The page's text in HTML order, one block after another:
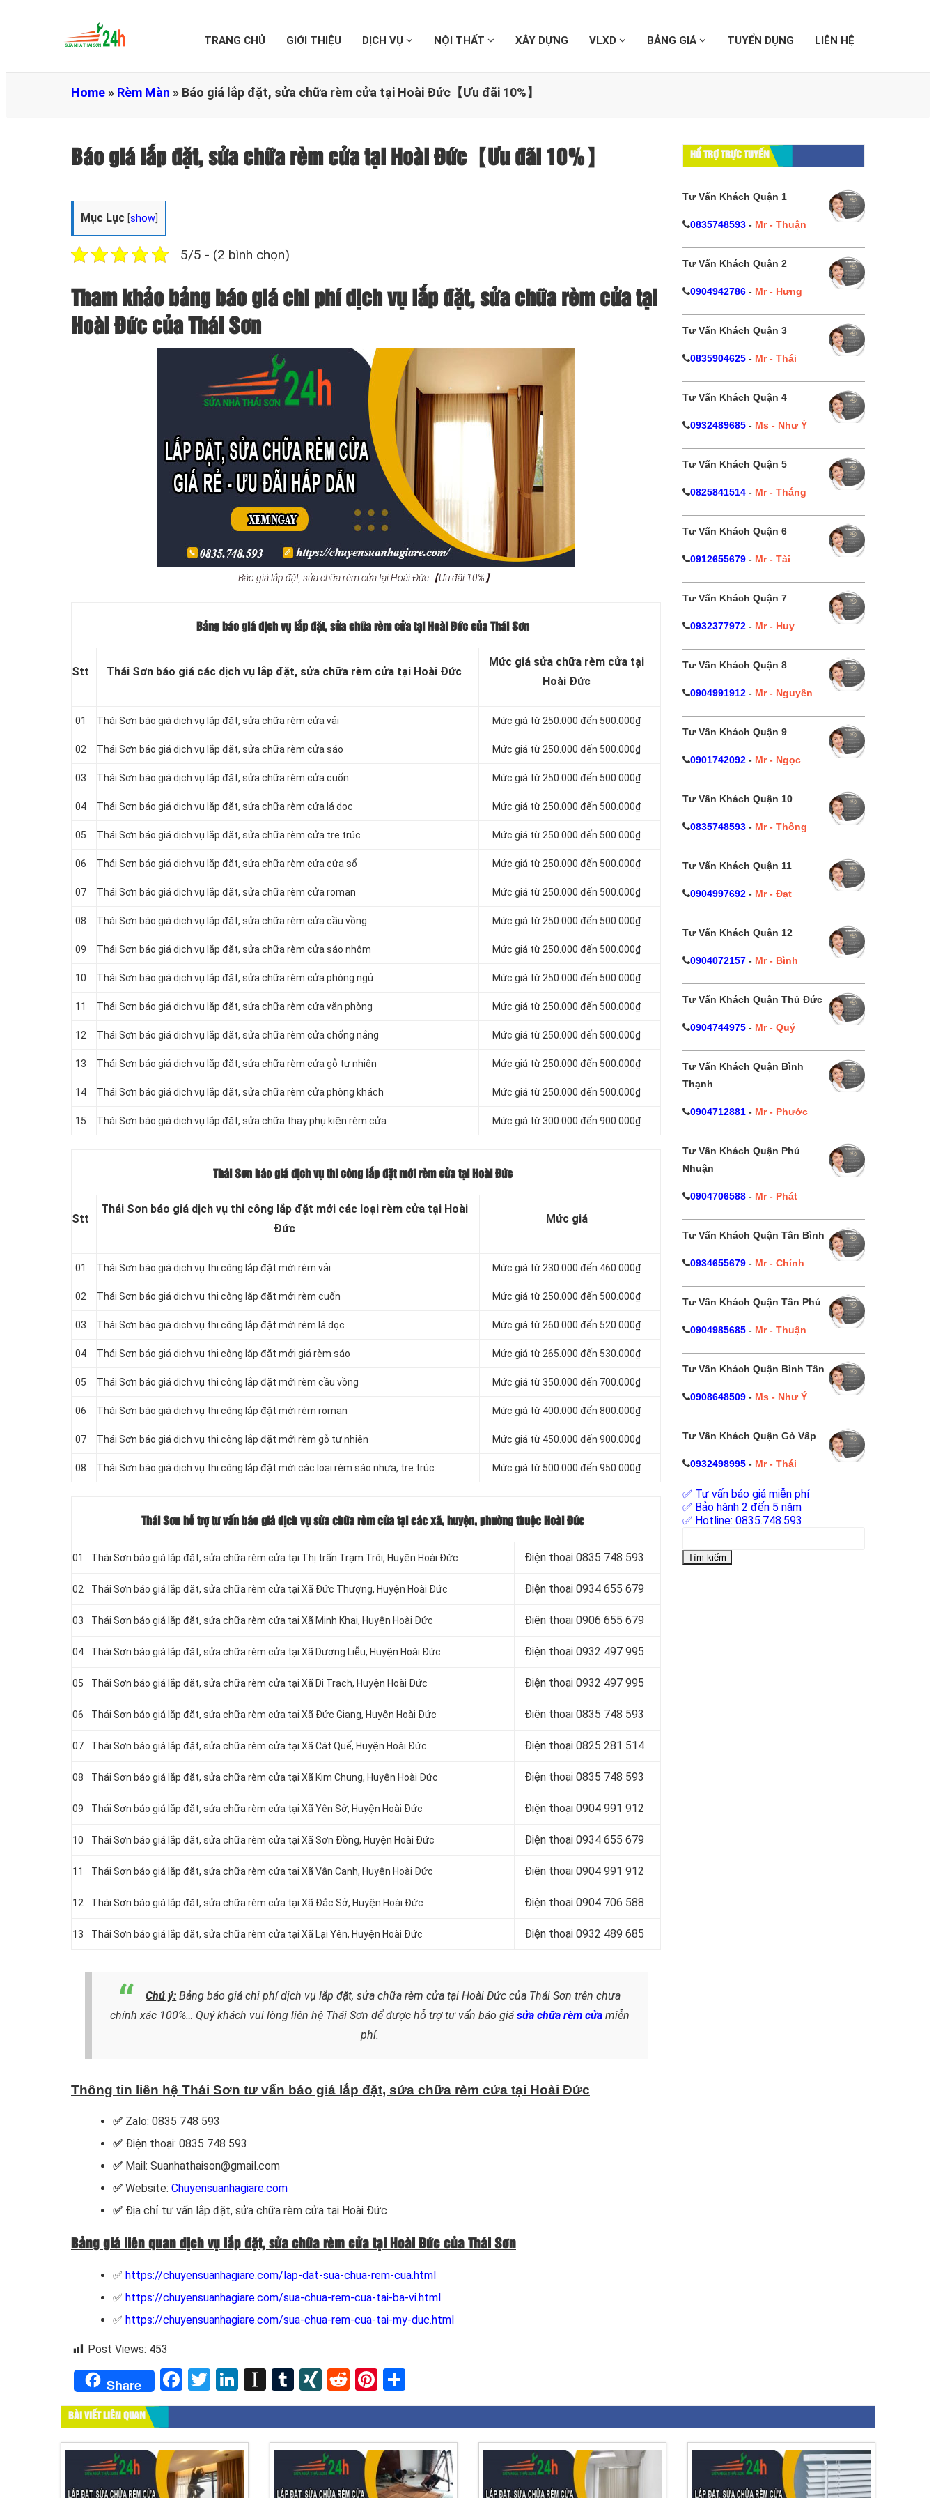
TRANG CHỦ GIỚI THIỆU DỊCH VỤ NỘI THẤT XÂY DỰNG VLXD BẢNG GIÁ TUYỂN DỤNG LIÊN HỆ
Home » Rèm Màn » Báo giá lắp đặt, sửa chữa rèm cửa tại Hoài Đức【Ưu đãi 10%】
Báo giá lắp đặt, sửa chữa rèm cửa tại Hoài Đức【Ưu đãi 10%】
Mục Lục [show
5/5 - (2 bình chọn)
Tham khảo bảng báo giá chi phí dịch vụ lắp đặt, sửa chữa rèm cửa tại
Hoài Đức của Thái Sơn
Báo giá lắp đặt, sửa chữa rèm cửa tại Hoài Đức【Ưu đãi 10%】
Bảng báo giá dịch vụ lắp đặt, sửa chữa rèm cửa tại Hoài Đức của Thái Sơn
Stt Thái Sơn báo giá các dịch vụ lắp đặt, sửa chữa rèm cửa tại Hoài Đức
Mức giá sửa chữa rèm cửa tại
Hoài Đức
01 Thái Sơn báo giá dịch vụ lắp đặt, sửa chữa rèm cửa vải Mức giá từ 250.000 đến 500.000₫
02 Thái Sơn báo giá dịch vụ lắp đặt, sửa chữa rèm cửa sáo Mức giá từ 250.000 đến 500.000₫
03 Thái Sơn báo giá dịch vụ lắp đặt, sửa chữa rèm cửa cuốn Mức giá từ 250.000 đến 500.000₫
04 Thái Sơn báo giá dịch vụ lắp đặt, sửa chữa rèm cửa lá dọc Mức giá từ 250.000 đến 500.000₫
05 Thái Sơn báo giá dịch vụ lắp đặt, sửa chữa rèm cửa tre trúc Mức giá từ 250.000 đến 500.000₫
06 Thái Sơn báo giá dịch vụ lắp đặt, sửa chữa rèm cửa cửa sổ Mức giá từ 250.000 đến 500.000₫
07 Thái Sơn báo giá dịch vụ lắp đặt, sửa chữa rèm cửa roman Mức giá từ 250.000 đến 500.000₫
08 Thái Sơn báo giá dịch vụ lắp đặt, sửa chữa rèm cửa cầu vồng Mức giá từ 250.000 đến 500.000₫
09 Thái Sơn báo giá dịch vụ lắp đặt, sửa chữa rèm cửa sáo nhôm Mức giá từ 250.000 đến 500.000₫
10 Thái Sơn báo giá dịch vụ lắp đặt, sửa chữa rèm cửa phòng ngủ Mức giá từ 250.000 đến 500.000₫
11 Thái Sơn báo giá dịch vụ lắp đặt, sửa chữa rèm cửa vắn phòng Mức giá từ 250.000 đến 500.000₫
12 Thái Sơn báo giá dịch vụ lắp đặt, sửa chữa rèm cửa chống nắng Mức giá từ 250.000 đến 500.000₫
13 Thái Sơn báo giá dịch vụ lắp đặt, sửa chữa rèm cửa gỗ tự nhiên Mức giá từ 250.000 đến 500.000₫
14 Thái Sơn báo giá dịch vụ lắp đặt, sửa chữa rèm cửa phòng khách Mức giá từ 250.000 đến 500.000₫
15 Thái Sơn báo giá dịch vụ lắp đặt, sửa chữa thay phụ kiện rèm cửa Mức giá từ 300.000 đến 900.000₫
Thái Sơn báo giá dịch vụ thi công lắp đặt mới rèm cửa tại Hoài Đức
Stt
Thái Sơn báo giá dịch vụ thi công lắp đặt mới các loại rèm cửa tại Hoài
Đức
Mức giá
01 Thái Sơn báo giá dịch vụ thi công lắp đặt mới rèm vải Mức giá từ 230.000 đến 460.000₫
02 Thái Sơn báo giá dịch vụ thi công lắp đặt mới rèm cuốn Mức giá từ 250.000 đến 500.000₫
03 Thái Sơn báo giá dịch vụ thi công lắp đặt mới rèm lá dọc Mức giá từ 260.000 đến 520.000₫
04 Thái Sơn báo giá dịch vụ thi công lắp đặt mới giá rèm sáo Mức giá từ 265.000 đến 530.000₫
05 Thái Sơn báo giá dịch vụ thi công lắp đặt mới rèm cầu vồng Mức giá từ 350.000 đến 700.000₫
06 Thái Sơn báo giá dịch vụ thi công lắp đặt mới rèm roman Mức giá từ 400.000 đến 800.000₫
07 Thái Sơn báo giá dịch vụ thi công lắp đặt mới rèm gỗ tự nhiên Mức giá từ 450.000 đến 900.000₫
08 Thái Sơn báo giá dịch vụ thi công lắp đặt mới các loại rèm sáo nhựa, tre trúc: Mức giá từ 500.000 đến 950.000₫
Thái Sơn hỗ trợ tư vấn báo giá dịch vụ sửa chữa rèm cửa tại các xã, huyện, phường thuộc Hoài Đức
01 Thái Sơn báo giá lắp đặt, sửa chữa rèm cửa tại Thị trấn Trạm Trôi, Huyện Hoài Đức Điện thoại 0835 748 593
02 Thái Sơn báo giá lắp đặt, sửa chữa rèm cửa tại Xã Đức Thượng, Huyện Hoài Đức Điện thoại0934 655 679
03 Thái Sơn báo giá lắp đặt, sửa chữa rèm cửa tại Xã Minh Khai, Huyện Hoài Đức Điện thoại0906 655 679
04 Thái Sơn báo giá lắp đặt, sửa chữa rèm cửa tại Xã Dương Liễu, Huyện Hoài Đức Điện thoại0932 497 995
05 Thái Sơn báo giá lắp đặt, sửa chữa rèm cửa tại Xã Di Trạch, Huyện Hoài Đức Điện thoại0932 497 995
06 Thái Sơn báo giá lắp đặt, sửa chữa rèm cửa tại Xã Đức Giang, Huyện Hoài Đức Điện thoại0835 748 593
07 Thái Sơn báo giá lắp đặt, sửa chữa rèm cửa tại Xã Cát Quế, Huyện Hoài Đức Điện thoại0825 281 514
08 Thái Sơn báo giá lắp đặt, sửa chữa rèm cửa tại Xã Kim Chung, Huyện Hoài Đức Điện thoại0835 748 593
09 Thái Sơn báo giá lắp đặt, sửa chữa rèm cửa tại Xã Yên Sở, Huyện Hoài Đức Điện thoại0904 991 912
10 Thái Sơn báo giá lắp đặt, sửa chữa rèm cửa tại Xã Sơn Đồng, Huyện Hoài Đức Điện thoại 0934 655 679
11 Thái Sơn báo giá lắp đặt, sửa chữa rèm cửa tại Xã Vân Canh, Huyện Hoài Đức Điện thoại 0904 991 912
12 Thái Sơn báo giá lắp đặt, sửa chữa rèm cửa tại Xã Đắc Sở, Huyện Hoài Đức Điện thoại0904 706 588
13 Thái Sơn báo giá lắp đặt, sửa chữa rèm cửa tại Xã Lại Yên, Huyện Hoài Đức Điện thoại 0932 489 685
Chú ý: Bảng báo giá chi phí dịch vụ lắp đặt, sửa chữa rèm cửa tại Hoài Đức của Thái Sơn trên chưa
chính xác 100%… Quý khách vui lòng liên hệ Thái Sơn để được hỗ trợ tư vấn báo giá sửa chữa rèm cửamiễn
phí.
Thông tin liên hệ Thái Sơn tư vấn báo giá lắp đặt, sửa chữa rèm cửa tại Hoài Đức
✅ Zalo: 0835 748 593
✅ Điện thoại: 0835 748 593
✅ Mail: Suanhathaison@gmail.com
✅ Website: Chuyensuanhagiare.com
✅ Địa chỉ tư vấn lắp đặt, sửa chữa rèm cửa tại Hoài Đức
Bảng giá liên quan dịch vụ lắp đặt, sửa chữa rèm cửa tại Hoài Đức của Thái Sơn
✅ https://chuyensuanhagiare.com/lap-dat-sua-chua-rem-cua.html
✅ https://chuyensuanhagiare.com/sua-chua-rem-cua-tai-ba-vi.html
✅ https://chuyensuanhagiare.com/sua-chua-rem-cua-tai-my-duc.html
Post Views: 453
Share Facebook
Twitter
LinkedIn
Instapaper
Tumblr
XINGRedditPinterest
HỔ TRỢ TRỰC TUYẾN
Tư Vấn Khách Quận 1
0835748593- Mr - Thuận
Tư Vấn Khách Quận 2
0904942786- Mr - Hưng
Tư Vấn Khách Quận 3
0835904625- Mr - Thái
Tư Vấn Khách Quận 4
0932489685- Ms - Như Ý
Tư Vấn Khách Quận 5
0825841514- Mr - Thắng
Tư Vấn Khách Quận 6
0912655679- Mr - Tài
Tư Vấn Khách Quận 7
0932377972- Mr - Huy
Tư Vấn Khách Quận 8
0904991912- Mr - Nguyên
Tư Vấn Khách Quận 9
0901742092- Mr - Ngọc
Tư Vấn Khách Quận 10
0835748593- Mr - Thông
Tư Vấn Khách Quận 11
0904997692- Mr - Đạt
Tư Vấn Khách Quận 12
0904072157- Mr - Bình
Tư Vấn Khách Quận Thủ Đức
0904744975- Mr - Quý
Tư Vấn Khách Quận Bình
Thạnh
0904712881- Mr - Phước
Tư Vấn Khách Quận Phú
Nhuận
0904706588- Mr - Phát
Tư Vấn Khách Quận Tân Bình
0934655679- Mr - Chính
Tư Vấn Khách Quận Tân Phú
0904985685- Mr - Thuận
Tư Vấn Khách Quận Bình Tân
0908648509- Ms - Như Ý
Tư Vấn Khách Quận Gò Vấp
0932498995- Mr - Thái
✅ Tư vấn báo giá miễn phí
✅ Bảo hành 2 đến 5 năm
✅ Hotline: 0835.748.593
cho:
BÀI VIẾT LIÊN QUAN